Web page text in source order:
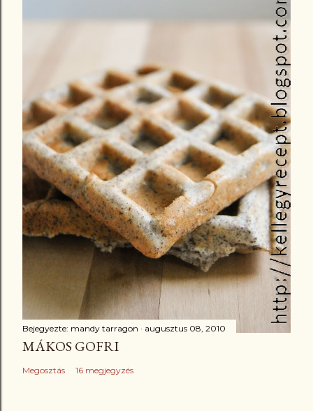
Bejegyezte: mandy tarragon augusztus 08, 2010
MÁKOS GOFRI
Megosztás 16 megjegyzés